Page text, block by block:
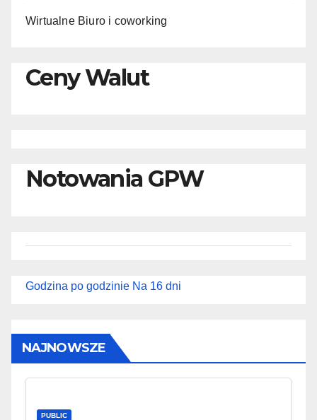
Wirtualne Biuro i coworking
Ceny Walut
Notowania GPW
Godzina po godzinie Na 16 dni
NAJNOWSZE
PUBLIC